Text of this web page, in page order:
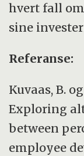
hvert fall
sine
Referanse:
Kuvaas, B.
Exploring
between
employee